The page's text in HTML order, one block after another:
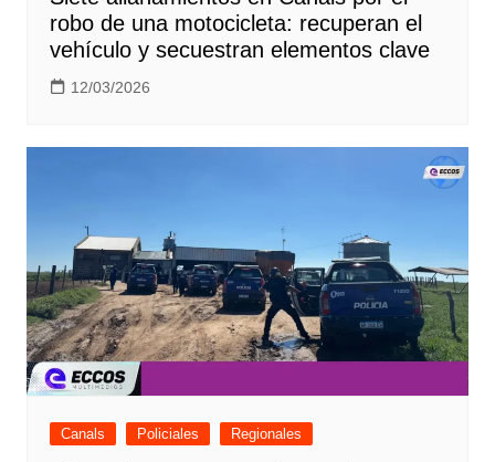
robo de una motocicleta: recuperan el
vehículo y secuestran elementos clave
12/03/2026
Canals Policiales Regionales